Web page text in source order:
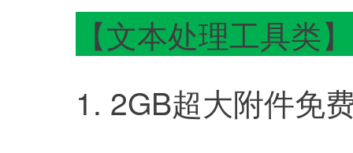
【文本处理工具类
1. 2GB超大附件免